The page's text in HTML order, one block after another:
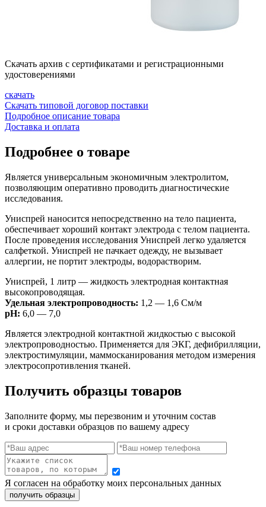
Скачать архив с сертификатами и регистрационными
удостоверениями
скачать
Скачать типовой договор поставки
Подробное описание товара
Доставка и оплата
Подробнее о товаре
Является универсальным экономичным электролитом,
позволяющим оперативно проводить диагностические
исследования.
Униспрей наносится непосредственно на тело пациента,
обеспечивает хороший контакт электрода с телом пациента.
После проведения исследования Униспрей легко удаляется
салфеткой. Униспрей не пачкает одежду, не вызывает
аллергии, не портит электроды, водорастворим.
Униспрей, 1 литр — жидкость электродная контактная
высокопроводящая.
Удельная электропроводность: 1,2 — 1,6 См/м
pH: 6,0 — 7,0
Является электродной контактной жидкостью с высокой
электропроводностью. Применяется для ЭКГ, дефибрилляции,
электростимуляции, маммосканирования методом измерения
электросопротивления тканей.
Получить образцы товаров
Заполните форму, мы перезвоним и уточним состав
и сроки доставки образцов по вашему адресу
Я согласен на обработку моих персональных данных